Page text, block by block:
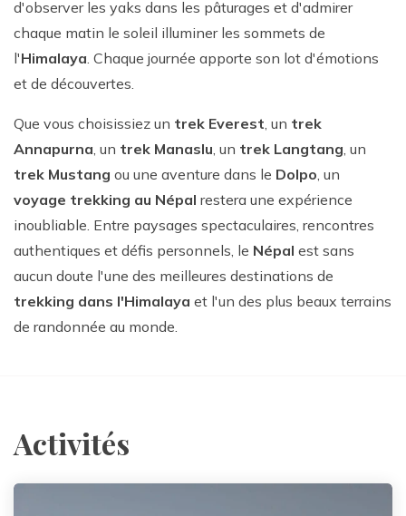
d'observer les yaks dans les pâturages et d'admirer
chaque matin le soleil illuminer les sommets de
l'Himalaya. Chaque journée apporte son lot d'émotions
et de découvertes.
Que vous choisissiez un trek Everest, un trek
Annapurna, un trek Manaslu, un trek Langtang, un
trek Mustang ou une aventure dans le Dolpo, un
voyage trekking au Népal restera une expérience
inoubliable. Entre paysages spectaculaires, rencontres
authentiques et défis personnels, le Népal est sans
aucun doute l'une des meilleures destinations de
trekking dans l'Himalaya et l'un des plus beaux terrains
de randonnée au monde.
Activités